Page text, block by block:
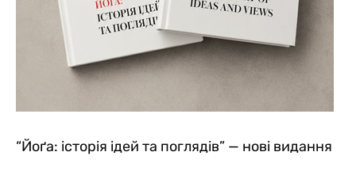
“Йоґа: історія ідей та поглядів” — нові видання